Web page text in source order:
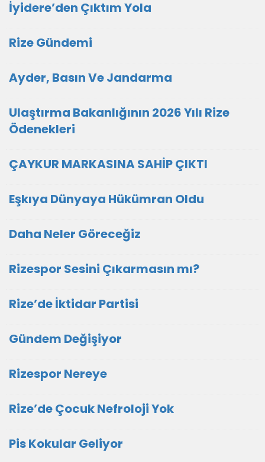
İyidere’den Çıktım Yola
Rize Gündemi
Ayder, Basın Ve Jandarma
Ulaştırma Bakanlığının 2026 Yılı Rize
Ödenekleri
ÇAYKUR MARKASINA SAHİP ÇIKTI
Eşkıya Dünyaya Hükümran Oldu
Daha Neler Göreceğiz
Rizespor Sesini Çıkarmasın mı?
Rize’de İktidar Partisi
Gündem Değişiyor
Rizespor Nereye
Rize’de Çocuk Nefroloji Yok
Pis Kokular Geliyor